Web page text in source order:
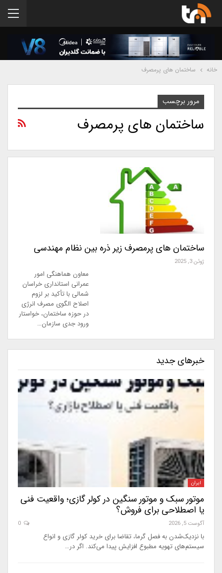
خانه ساختمان های پرمصرف
مرور برچسب
ساختمان های پرمصرف
ساختمان های پرمصرف زیر ذره بین نظام مهندسی
ژوئن 3, 2025
معاون هماهنگی امور
عمرانی استانداری خراسان
شمالی با تأکید بر لزوم
اصلاح الگوی مصرف انرژی
در حوزه ساختمان، خواستار
ورود جدی سازمان…
خبرهای جدید
ایران
موتور سبک و موتور سنگین در کولر گازی؛ واقعیت فنی
یا اصطلاحی برای فروش؟
آگوست 5, 2026
با نزدیک‌شدن به فصل گرما، تقاضا برای خرید کولر گازی و انواع
سیستم‌های تهویه مطبوع افزایش پیدا می‌کند. اگر در…